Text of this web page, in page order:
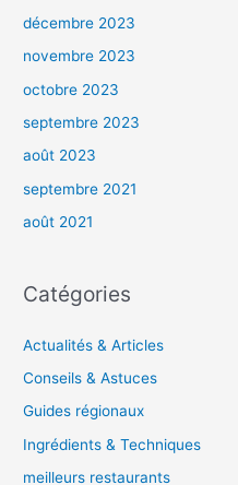
décembre 2023
novembre 2023
octobre 2023
septembre 2023
août 2023
septembre 2021
août 2021
Catégories
Actualités & Articles
Conseils & Astuces
Guides régionaux
Ingrédients & Techniques
meilleurs restaurants